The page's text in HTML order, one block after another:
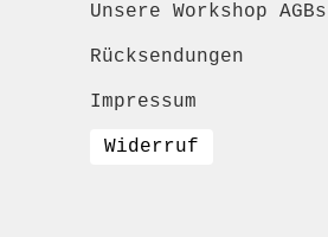
Unsere Workshop AGBs
Rücksendungen
Impressum
Widerruf